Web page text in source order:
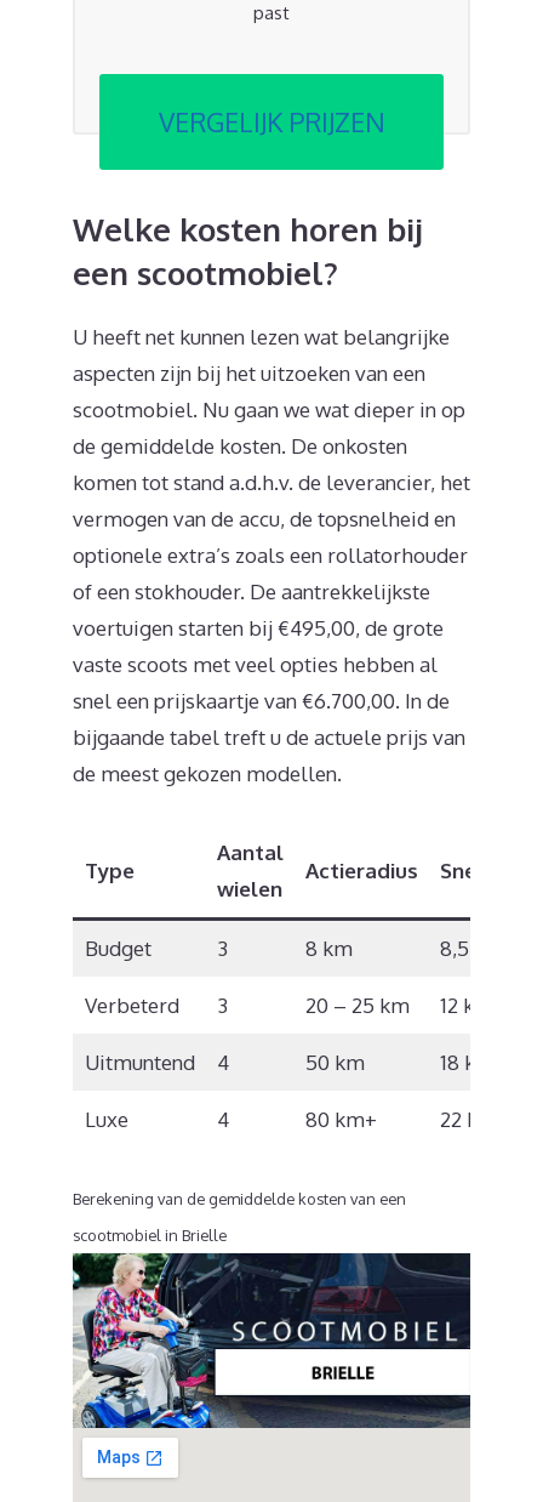
past
VERGELIJK PRIJZEN
Welke kosten horen bij
een scootmobiel?
U heeft net kunnen lezen wat belangrijke
aspecten zijn bij het uitzoeken van een
scootmobiel. Nu gaan we wat dieper in op
de gemiddelde kosten. De onkosten
komen tot stand a.d.h.v. de leverancier, het
vermogen van de accu, de topsnelheid en
optionele extra’s zoals een rollatorhouder
of een stokhouder. De aantrekkelijkste
voertuigen starten bij €495,00, de grote
vaste scoots met veel opties hebben al
snel een prijskaartje van €6.700,00. In de
bijgaande tabel treft u de actuele prijs van
de meest gekozen modellen.
Type
Aantal
wielen
Actieradius Snelheid
Budget 3 8 km 8,5 km/u
Verbeterd 3 20 – 25 km 12 km/u
Uitmuntend 4 50 km 18 km/u
Luxe 4 80 km+ 22 km/u
Berekening van de gemiddelde kosten van een
scootmobiel in Brielle